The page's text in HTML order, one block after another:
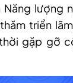
lượng
triển
gặp gỡ